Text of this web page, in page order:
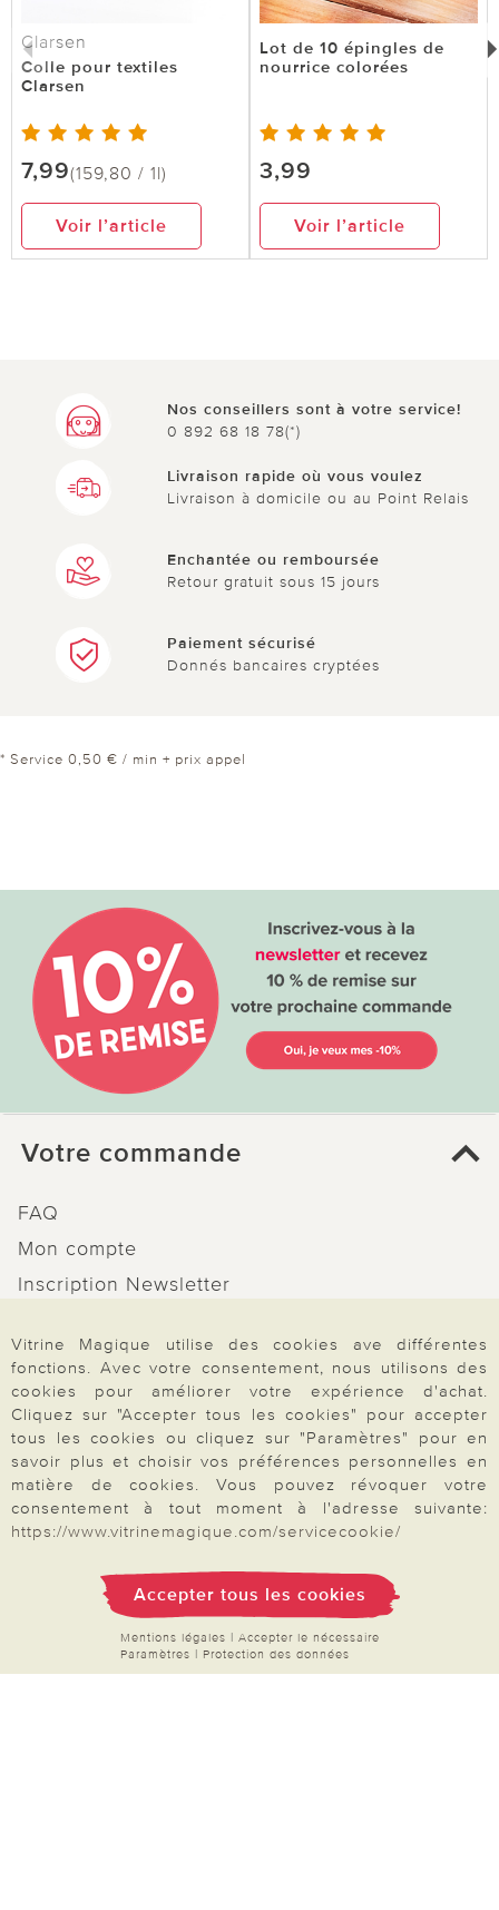
Clarsen
Colle pour textiles
Clarsen
7,99(159,80 / 1l)
Voir l’article
Lot de 10 épingles de
nourrice colorées
3,99
Voir l’article
Nos conseillers sont à votre service!
0 892 68 18 78(*)
Livraison rapide où vous voulez
Livraison à domicile ou au Point Relais
Enchantée ou remboursée
Retour gratuit sous 15 jours
Paiement sécurisé
Donnés bancaires cryptées
* Service 0,50 € / min + prix appel
Votre commande
FAQ
Mon compte
Inscription Newsletter
Données personnelles
Droit de rétractation
Rétractation
À propos de nous
Vitrine Magique utilise des cookies ave différentes
fonctions. Avec votre consentement, nous utilisons des
cookies pour améliorer votre expérience d'achat.
Cliquez sur "Accepter tous les cookies" pour accepter
tous les cookies ou cliquez sur "Paramètres" pour en
savoir plus et choisir vos préférences personnelles en
matière de cookies. Vous pouvez révoquer votre
consentement à tout moment à l'adresse suivante:
https://www.vitrinemagique.com/servicecookie/
Accepter tous les cookies
Mentions légales | Accepter le nécessaire
Paramètres | Protection des données